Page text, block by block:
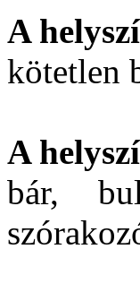
A
kötetlen
A
bár,